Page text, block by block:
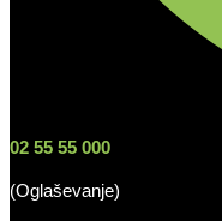
02 55 55 000
(Oglaševanje)